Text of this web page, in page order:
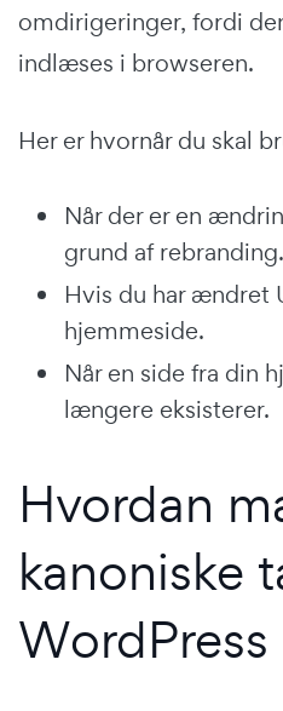
omdirigeringer, fordi
indlæses i browseren.
Her er hvornår du skal
Når der er en
grund af rebranding.
Hvis du har ændret
hjemmeside.
Når en side fra din
længere eksisterer.
Hvordan
kanoniske
WordPress